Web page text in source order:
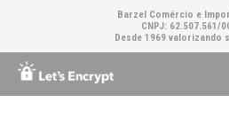
Barzel Comércio e
CNPJ: 62.507.561/
Desde 1969 valorizando